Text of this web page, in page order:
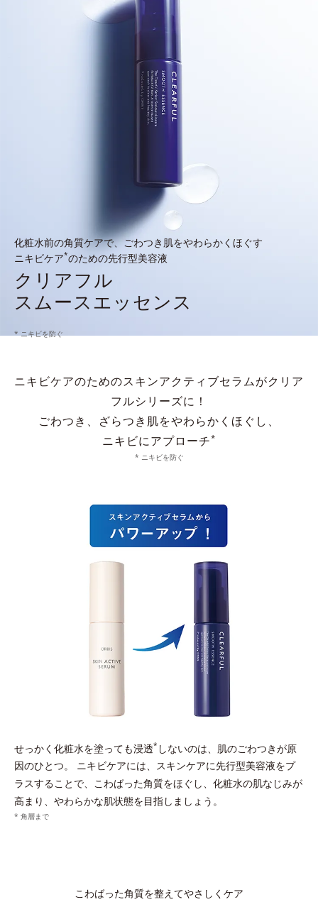
化粧水前の角質ケアで、ごわつき肌をやわらかくほぐす
ニキビケア*のための先行型美容液
クリアフル
スムースエッセンス
* ニキビを防ぐ
ニキビケアのためのスキンアクティブセラムがクリア
フルシリーズに！
ごわつき、ざらつき肌をやわらかくほぐし、
ニキビにアプローチ*
* ニキビを防ぐ
せっかく化粧水を塗っても浸透* しないのは、肌のごわつきが原
因のひとつ。
ニキビケアには、スキンケアに先行型美容液をプ
ラスすることで、こわばった角質をほぐし、化粧水の肌なじみが
高まり、やわらかな肌状態を目指しましょう。
* 角層まで
こわばった角質を整えてやさしくケア